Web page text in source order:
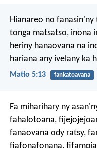
Hianareo no
tonga matsatso, inona
heriny hanaovana na
hariana any ivelany ka
Matio 5:13 fankatoavana
Fa miharihary ny
fahalotoana,
fanaovana ody ratsy,